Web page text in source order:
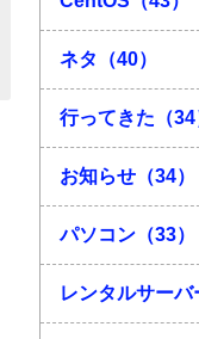
ネタ（40）
行ってきた（34
お知らせ（34）
パソコン（33）
レンタルサーバ